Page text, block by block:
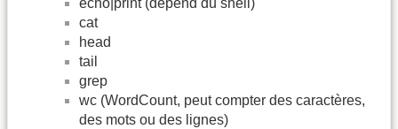
echo|print (dépend du shell)
cat
head
tail
grep
wc (WordCount, peut compter des caractères,
des mots ou des lignes)